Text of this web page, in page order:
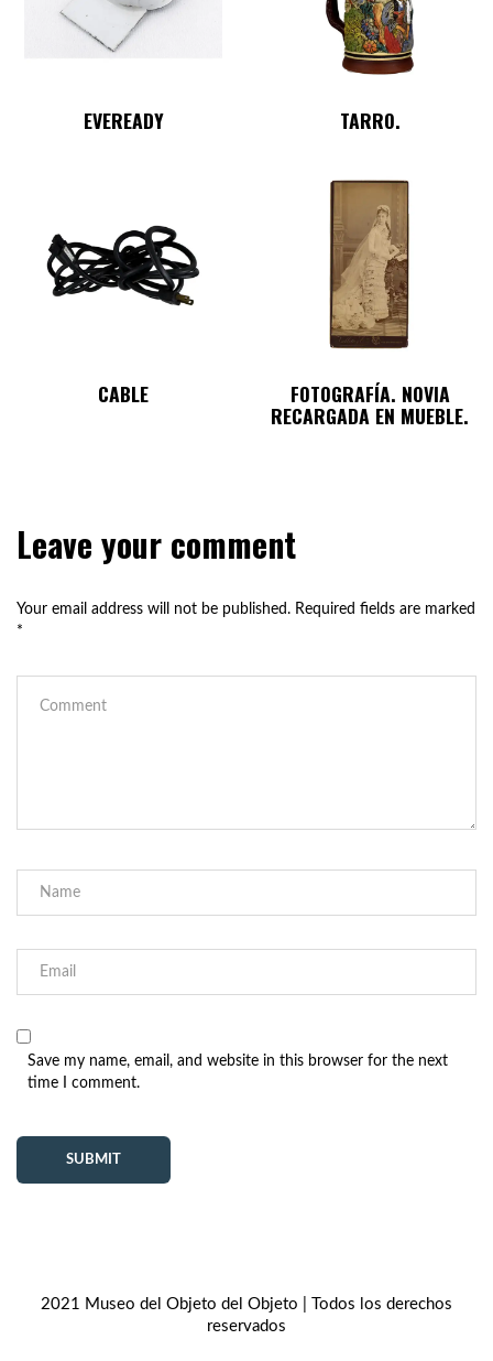
EVEREADY TARRO.
CABLE FOTOGRAFÍA. NOVIA
RECARGADA EN MUEBLE.
Leave your comment
Your email address will not be published. Required fields are marked
*
Save my name, email, and website in this browser for the next
time I comment.
2021 Museo del Objeto del Objeto | Todos los derechos
reservados